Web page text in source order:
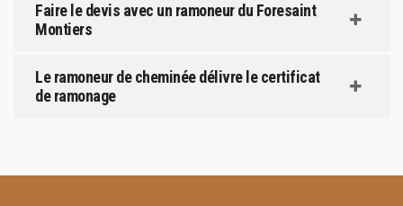
Faire le devis avec un ramoneur du Foresaint
Montiers
Le ramoneur de cheminée délivre le certificat
de ramonage